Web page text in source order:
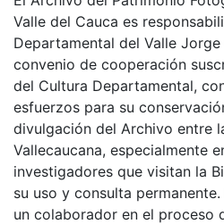
Valle del Cauca es
Departamental del Valle
convenio de cooperación
del Cultura Departamental,
esfuerzos para su
divulgación del Archivo entre
Vallecaucana, especialmente
investigadores que visitan la
su uso y consulta
un colaborador en el proceso